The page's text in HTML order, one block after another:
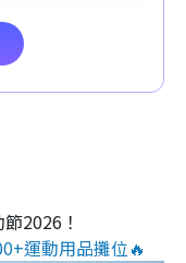
2026！
運動用品攤位🔥